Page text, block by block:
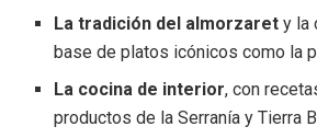
La tradición del almorzaret y la
base de platos icónicos como la
La cocina de interior, con
productos de la Serranía y Tierra